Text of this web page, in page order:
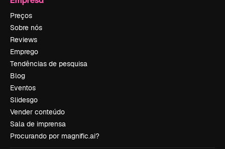
Preços
Sobre nós
Reviews
Emprego
Tendências de pesquisa
Blog
Eventos
Slidesgo
Vender conteúdo
Sala de imprensa
Procurando por magnific.ai?